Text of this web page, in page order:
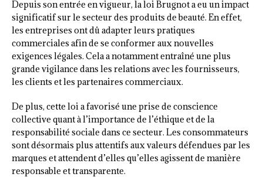
Depuis son entrée en vigueur, la loi Brugnot a eu un impact
significatif sur le secteur des produits de beauté. En effet,
les entreprises ont dû adapter leurs pratiques
commerciales afin de se conformer aux nouvelles
exigences légales. Cela a notamment entraîné une plus
grande vigilance dans les relations avec les fournisseurs,
les clients et les partenaires commerciaux.
De plus, cette loi a favorisé une prise de conscience
collective quant à l’importance de l’éthique et de la
responsabilité sociale dans ce secteur. Les consommateurs
sont désormais plus attentifs aux valeurs défendues par les
marques et attendent d’elles qu’elles agissent de manière
responsable et transparente.